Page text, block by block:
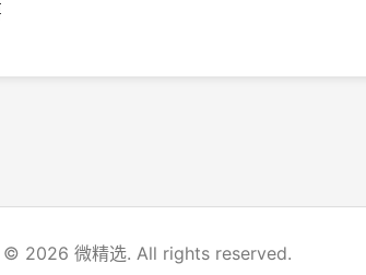
© 2026 微精选. All rights reserved.